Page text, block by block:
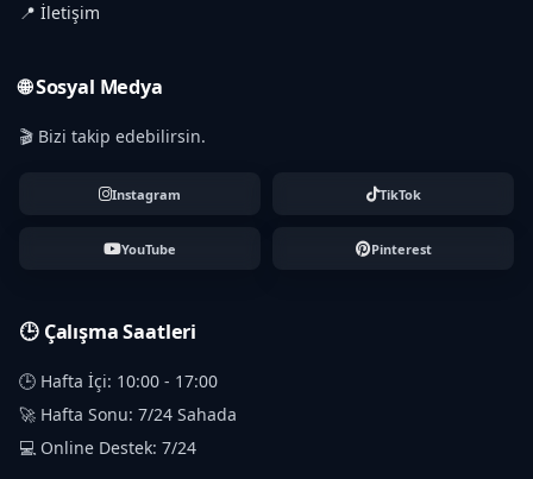
📍 İletişim
🌐 Sosyal Medya
🎬 Bizi takip edebilirsin.
Instagram TikTok
YouTube Pinterest
🕒 Çalışma Saatleri
🕒 Hafta İçi: 10:00 - 17:00
🚀 Hafta Sonu: 7/24 Sahada
💻 Online Destek: 7/24